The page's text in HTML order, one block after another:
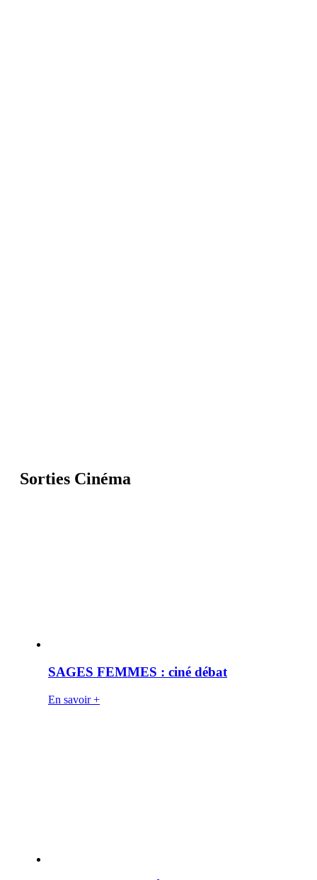
Sorties Cinéma
SAGES FEMMES : ciné débat
En savoir +